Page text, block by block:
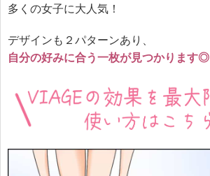
多くの女子に大人気！
デザインも２パターンあり、
自分の好みに合う一枚が見つかります◎